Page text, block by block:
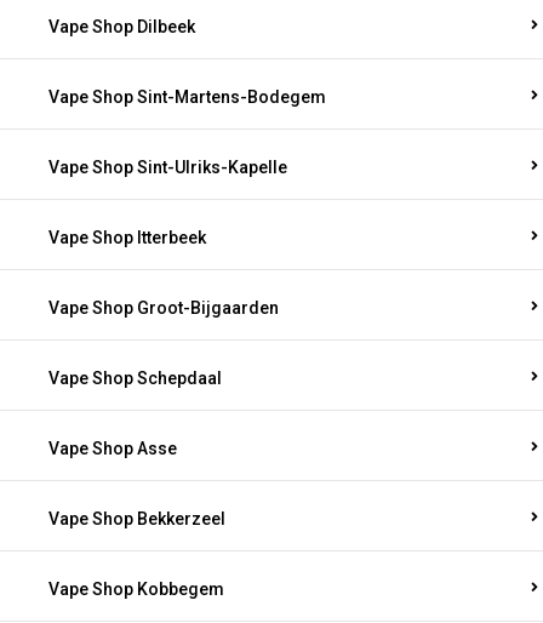
Vape Shop Dilbeek
Vape Shop Sint-Martens-Bodegem
Vape Shop Sint-Ulriks-Kapelle
Vape Shop Itterbeek
Vape Shop Groot-Bijgaarden
Vape Shop Schepdaal
Vape Shop Asse
Vape Shop Bekkerzeel
Vape Shop Kobbegem